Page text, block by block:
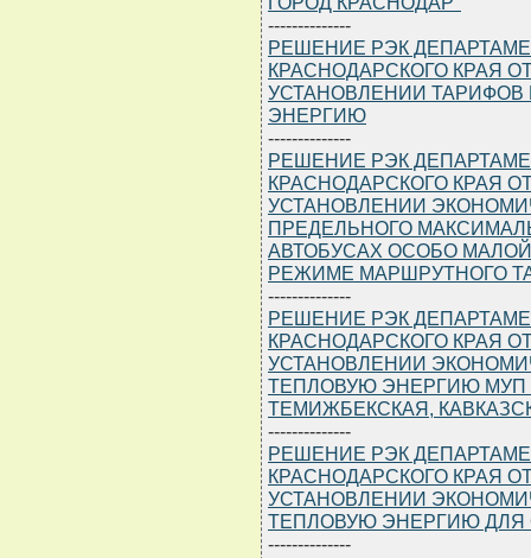
--------------
РЕШЕНИЕ РЭК
КРАСНОДАРСКОГО КРАЯ ОТ
УСТАНОВЛЕНИИ
ЭНЕРГИЮ
--------------
РЕШЕНИЕ РЭК
КРАСНОДАРСКОГО КРАЯ ОТ
УСТАНОВЛЕНИИ
ПРЕДЕЛЬНОГО
АВТОБУСАХ ОСОБО
РЕЖИМЕ МАРШРУТНОГО
--------------
РЕШЕНИЕ РЭК
КРАСНОДАРСКОГО КРАЯ ОТ
УСТАНОВЛЕНИИ
ТЕПЛОВУЮ ЭНЕРГИЮ МУП
ТЕМИЖБЕКСКАЯ,
--------------
РЕШЕНИЕ РЭК
КРАСНОДАРСКОГО КРАЯ ОТ
УСТАНОВЛЕНИИ
ТЕПЛОВУЮ ЭНЕРГИЮ ДЛЯ
--------------